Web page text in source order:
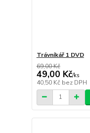
Trávníkář 1 DVD
69,00 Kč
49,00 Kč/ks
40,50 Kč bez DPH